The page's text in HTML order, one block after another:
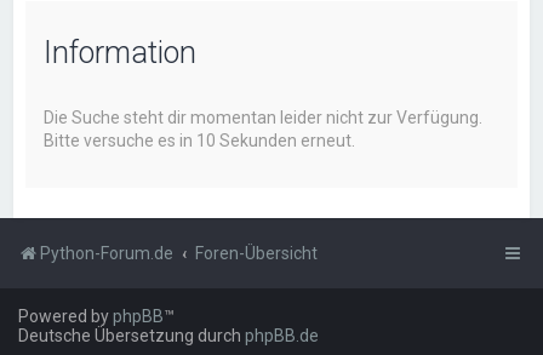
Information
Die Suche steht dir momentan leider nicht zur Verfügung.
Bitte versuche es in 10 Sekunden erneut.
Python-Forum.de Foren-Übersicht
Powered byphpBB™
Deutsche Übersetzung durch phpBB.de